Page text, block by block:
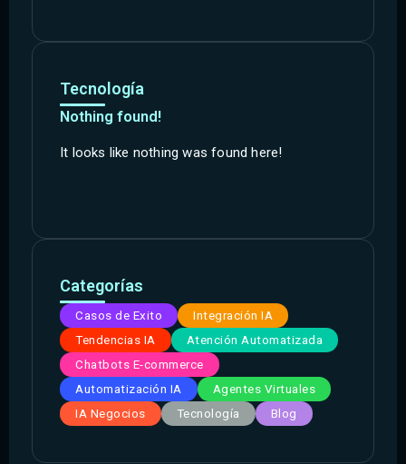
Tecnología
Nothing found!
It looks like nothing was found here!
Categorías
Casos de Exito
Integración IA
Tendencias IA
Atención Automatizada
Chatbots E-commerce
Automatización IA
Agentes Virtuales
IA Negocios
Tecnología Blog